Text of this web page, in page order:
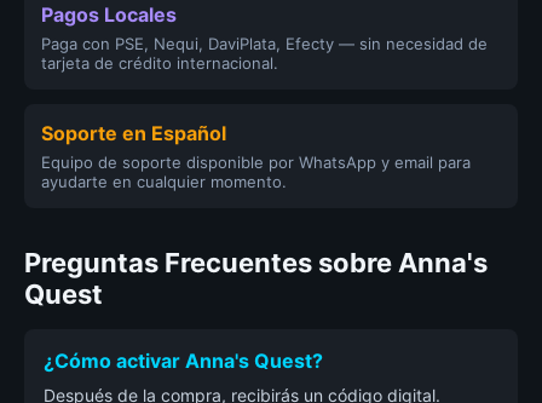
Pagos Locales
Paga con PSE, Nequi, DaviPlata, Efecty — sin necesidad de
tarjeta de crédito internacional.
Soporte en Español
Equipo de soporte disponible por WhatsApp y email para
ayudarte en cualquier momento.
Preguntas Frecuentes sobre Anna's
Quest
¿Cómo activar Anna's Quest?
Después de la compra, recibirás un código digital.